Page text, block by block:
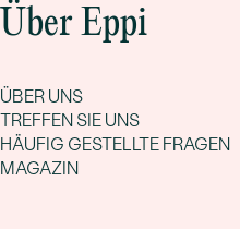
Über Eppi
ÜBER UNS
TREFFEN SIE UNS
HÄUFIG GESTELLTE FRAGEN
MAGAZIN